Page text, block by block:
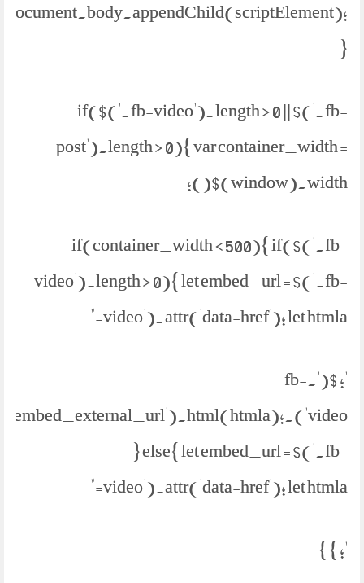
document.body.appendChild(scriptElement);
}
if($('.fb-video').length > 0 || $('.fb-
post').length > 0){ var container_width =
$(window).width();
if(container_width < 500){ if($('.fb-
video').length > 0){ let embed_url = $('.fb-
video').attr('data-href'); let htmla="
'; $('.fb-
} else{ let embed_url = $('.fb-
video').attr('data-href'); let htmla="
'; } }